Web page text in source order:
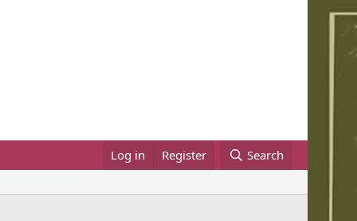
Log in Register Search